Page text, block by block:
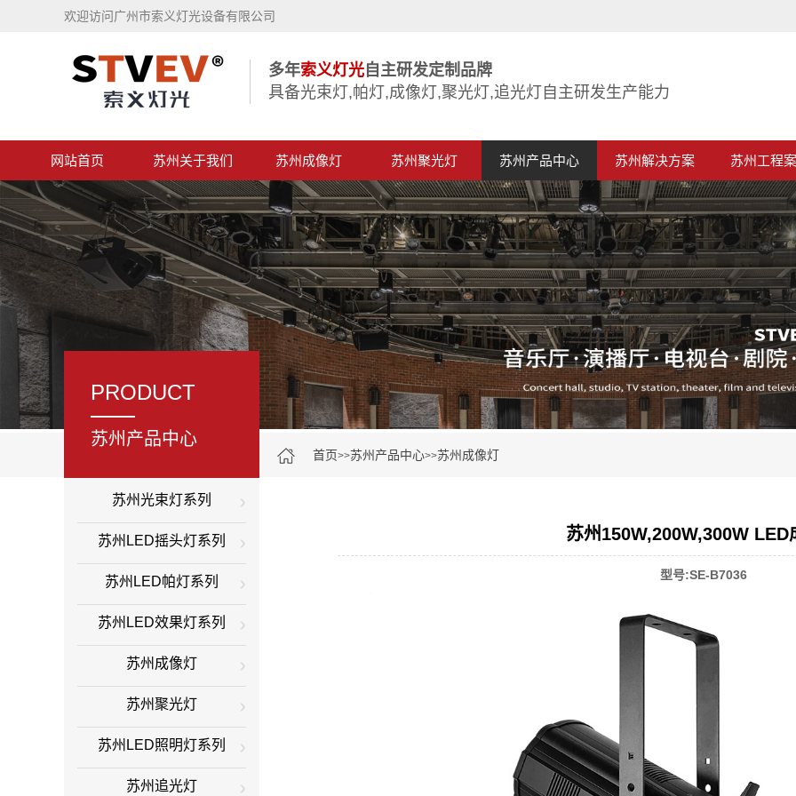
欢迎访问广州市索义灯光设备有限公司
多年索义灯光 自主研发定制品牌
具备光束灯,帕灯,成像灯,聚光灯,追光灯自主研发生产能力
网站首页 苏州关于我们 苏州成像灯 苏州聚光灯 苏州产品中心 苏州解决方案 苏州工程
首页>>苏州产品中心>>苏州成像灯
PRODUCT
苏州产品中心
苏州光束灯系列
苏州LED摇头灯系列
苏州LED帕灯系列
苏州LED效果灯系列
苏州成像灯
苏州聚光灯
苏州LED照明灯系列
苏州追光灯
苏州150W,200W,300W LED
型号:SE-B7036